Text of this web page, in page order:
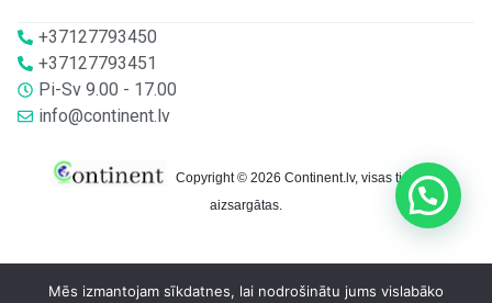
+37127793450
+37127793451
Pi-Sv 9.00 - 17.00
info@continent.lv
Copyright © 2026 Continent.lv, visas tiesības
aizsargātas.
Mēs izmantojam sīkdatnes, lai nodrošinātu jums vislabāko